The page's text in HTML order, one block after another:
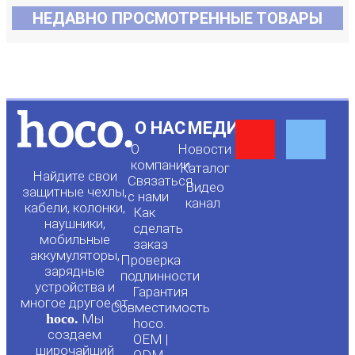
НЕДАВНО ПРОСМОТРЕННЫЕ ТОВАРЫ
Найдите свои
защитные чехлы,
кабели, колонки,
наушники,
мобильные
аккумуляторы,
зарядные
устройства и
многое другое от
hoco. Мы
создаем
широчайший
О НАС
О
компании
Связаться
с нами
Как
сделать
заказ
Проверка
подлинности
Гарантия
Совместимость
hoco.
OEM |
МЕДИА
Новости
Каталог
Видео
канал